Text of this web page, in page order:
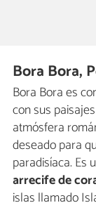
Bora Bora,
Bora Bora es
con sus
atmósfera
deseado para
paradisíaca. Es
arrecife de
islas llamado